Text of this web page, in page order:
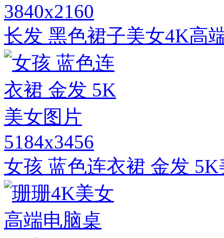
3840x2160
长发 黑色裙子美女4K高
5184x3456
女孩 蓝色连衣裙 金发